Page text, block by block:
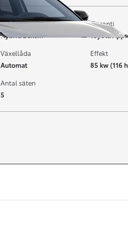
Bränsle
Hybrid Bensin
Garanti
Toyota
Växellåda
Automat
Effekt
85 kw (116
Antal säten
5